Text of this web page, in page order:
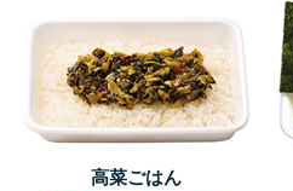
高菜ごはん